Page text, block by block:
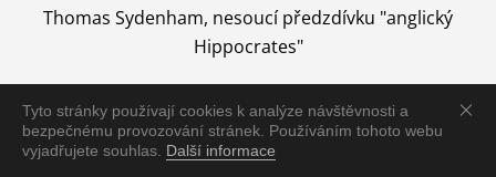
Tyto stránky používají cookies k analýze návštěvnosti a
bezpečnému provozování stránek. Používáním tohoto webu
vyjadřujete souhlas. Další informace
Thomas Sydenham, nesoucí předzdívku "anglický
Hippocrates"
Nemoc je vyléčena jen pomocí Přírody, neutralizací a